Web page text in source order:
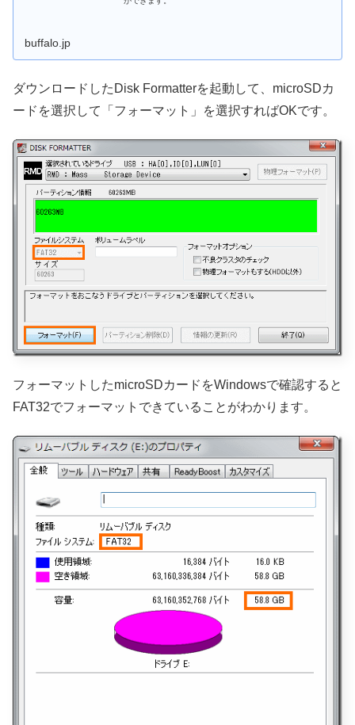
buffalo.jp
ダウンロードしたDisk Formatterを起動して、microSDカ
ードを選択して「フォーマット」を選択すればOKです。
フォーマットしたmicroSDカードをWindowsで確認すると
FAT32でフォーマットできていることがわかります。